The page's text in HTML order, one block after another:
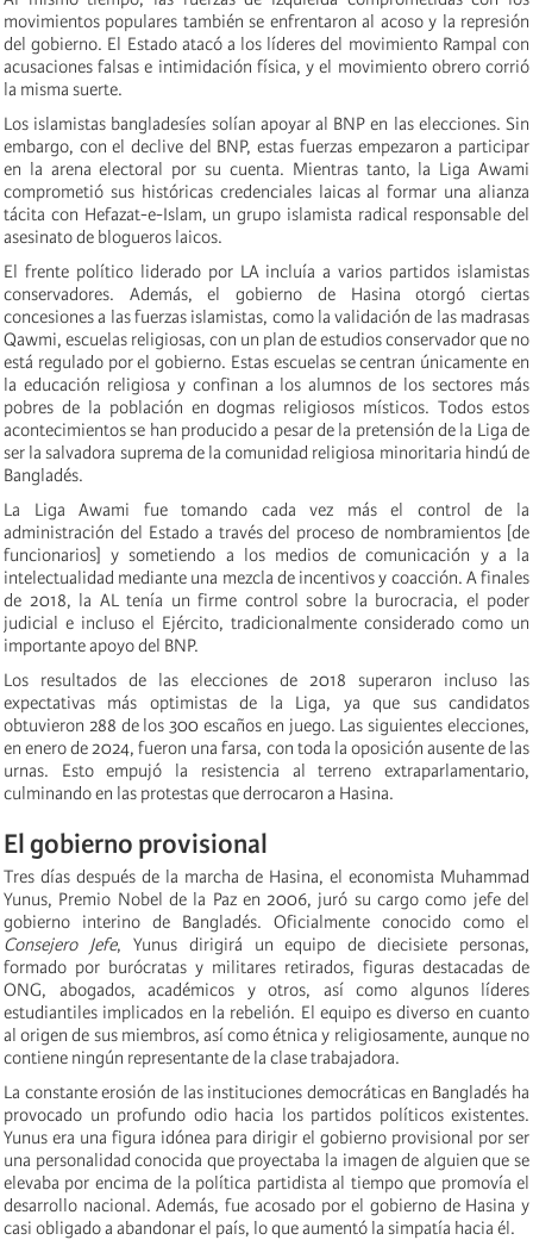
movimientos populares también se enfrentaron al acoso y la represión
del gobierno. El Estado atacó a los líderes del movimiento Rampal con
acusaciones falsas e intimidación física, y el movimiento obrero corrió
la misma suerte.
Los islamistas bangladesíes solían apoyar al BNP en las elecciones. Sin
embargo, con el declive del BNP, estas fuerzas empezaron a participar
en la arena electoral por su cuenta. Mientras tanto, la Liga Awami
comprometió sus históricas credenciales laicas al formar una alianza
tácita con Hefazat-e-Islam, un grupo islamista radical responsable del
asesinato de blogueros laicos.
El frente político liderado por LA incluía a varios partidos islamistas
conservadores. Además, el gobierno de Hasina otorgó ciertas
concesiones a las fuerzas islamistas, como la validación de las madrasas
Qawmi, escuelas religiosas, con un plan de estudios conservador que no
está regulado por el gobierno. Estas escuelas se centran únicamente en
la educación religiosa y confinan a los alumnos de los sectores más
pobres de la población en dogmas religiosos místicos. Todos estos
acontecimientos se han producido a pesar de la pretensión de la Liga de
ser la salvadora suprema de la comunidad religiosa minoritaria hindú de
Bangladés.
La Liga Awami fue tomando cada vez más el control de la
administración del Estado a través del proceso de nombramientos [de
funcionarios] y sometiendo a los medios de comunicación y a la
intelectualidad mediante una mezcla de incentivos y coacción. A finales
de 2018, la AL tenía un firme control sobre la burocracia, el poder
judicial e incluso el Ejército, tradicionalmente considerado como un
importante apoyo del BNP.
Los resultados de las elecciones de 2018 superaron incluso las
expectativas más optimistas de la Liga, ya que sus candidatos
obtuvieron 288 de los 300 escaños en juego. Las siguientes elecciones,
en enero de 2024, fueron una farsa, con toda la oposición ausente de las
urnas. Esto empujó la resistencia al terreno extraparlamentario,
culminando en las protestas que derrocaron a Hasina.
El gobierno provisional
Tres días después de la marcha de Hasina, el economista Muhammad
Yunus, Premio Nobel de la Paz en 2006, juró su cargo como jefe del
gobierno interino de Bangladés. Oficialmente conocido como el
Consejero Jefe, Yunus dirigirá un equipo de diecisiete personas,
formado por burócratas y militares retirados, figuras destacadas de
ONG, abogados, académicos y otros, así como algunos líderes
estudiantiles implicados en la rebelión. El equipo es diverso en cuanto
al origen de sus miembros, así como étnica y religiosamente, aunque no
contiene ningún representante de la clase trabajadora.
La constante erosión de las instituciones democráticas en Bangladés ha
provocado un profundo odio hacia los partidos políticos existentes.
Yunus era una figura idónea para dirigir el gobierno provisional por ser
una personalidad conocida que proyectaba la imagen de alguien que se
elevaba por encima de la política partidista al tiempo que promovía el
desarrollo nacional. Además, fue acosado por el gobierno de Hasina y
casi obligado a abandonar el país, lo que aumentó la simpatía hacia él.